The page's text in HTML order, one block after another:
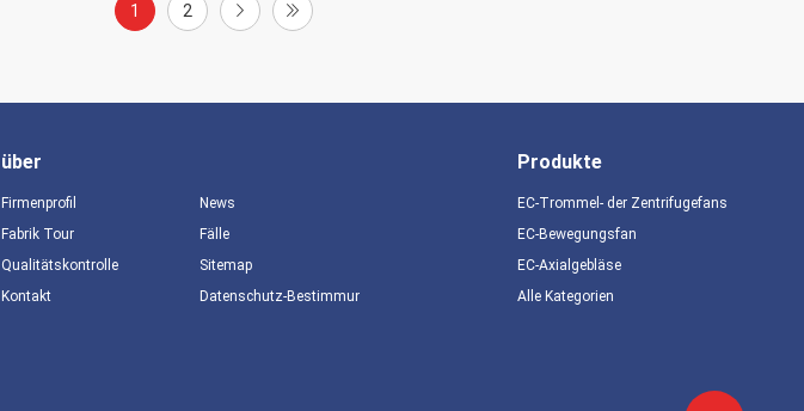
1 2
über
Firmenprofil
Fabrik Tour
Qualitätskontrolle
Kontakt
News
Fälle
Sitemap
Datenschutz-Bestimmungen
Produkte
EC-Trommel- der Zentrifugefans
EC-Bewegungsfan
EC-Axialgebläse
Alle Kategorien